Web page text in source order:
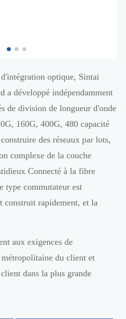
optique, Sintai
a développé indépendamment
de division de longueur d'onde
160G, 400G, 480 capacité
des réseaux par lots,
complexe de la couche
Connecté à la fibre
type commutateur est
construit rapidement, et la
aux exigences de
du client et
dans la plus grande